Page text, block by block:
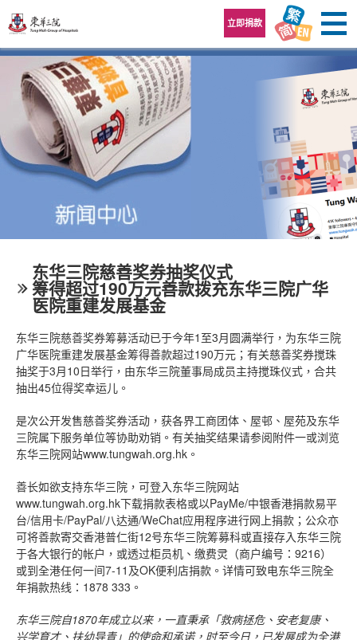
立即捐款
东华三院慈善奖券抽奖仪式
筹得超过190万元善款拨充东华三院广华
医院重建发展基金
东华三院慈善奖券筹募活动已于今年1至3月圆满举行，为东华三院
广华医院重建发展基金筹得善款超过190万元；有关慈善奖券搅珠
抽奖于3月10日举行，由东华三院董事局成员主持搅珠仪式，合共
抽出45位得奖幸运儿。
是次公开发售慈善奖券活动，获各界工商团体、屋邨、屋苑及东华
三院属下服务单位等协助劝销。有关抽奖结果请参阅附件一或浏览
东华三院网站www.tungwah.org.hk。
善长如欲支持东华三院，可登入东华三院网站
www.tungwah.org.hk下载捐款表格或以PayMe/中银香港捐款易平
台/信用卡/PayPal/八达通/WeChat应用程序进行网上捐款；公众亦
可将善款寄交香港普仁街12号东华三院筹募科或直接存入东华三院
于各大银行的帐户，或透过柜员机、缴费灵（商户编号：9216）
或到全港任何一间7-11及OK便利店捐款。详情可致电东华三院全
年捐款热线：1878 333。
东华三院自1870年成立以来，一直秉承「救病拯危、安老复康、
兴学育才、扶幼导青」的使命和承诺，时至今日，已发展成为全港